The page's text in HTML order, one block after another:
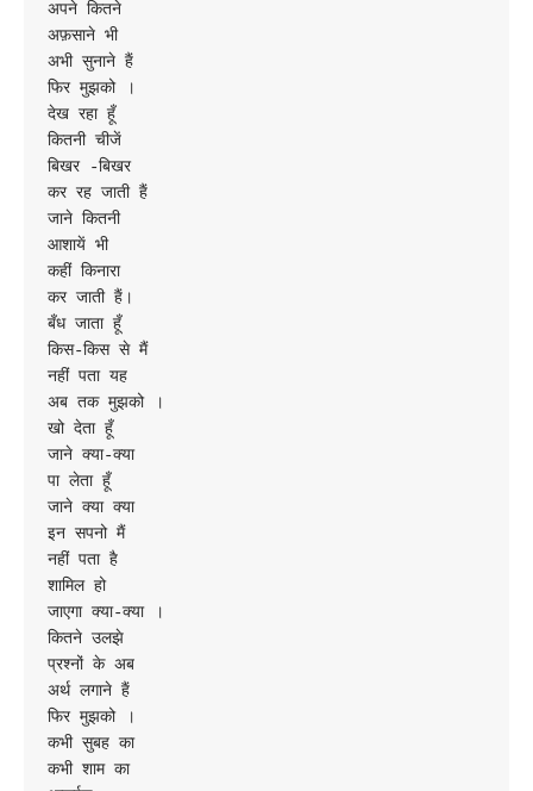
अपने कितने
अफ़साने भी
अभी सुनाने हैं
फिर मुझको ।
देख रहा हूँ
कितनी चीजें
बिखर -बिखर
कर रह जाती हैं
जाने कितनी
आशायें भी
कहीं किनारा
कर जाती हैं।
बँध जाता हूँ
किस-किस से मैं
नहीं पता यह
अब तक मुझको ।
खो देता हूँ
जाने क्या-क्या
पा लेता हूँ
जाने क्या क्या
इन सपनो मैं
नहीं पता है
शामिल हो
जाएगा क्या-क्या ।
कितने उलझे
प्रश्नों के अब
अर्थ लगाने हैं
फिर मुझको ।
कभी सुबह का
कभी शाम का